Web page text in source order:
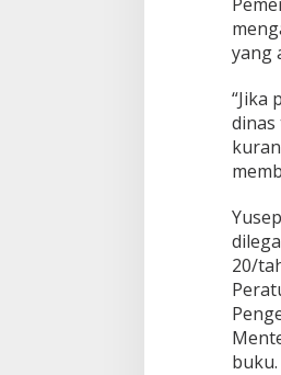
yang
“Jika
20/
buku.